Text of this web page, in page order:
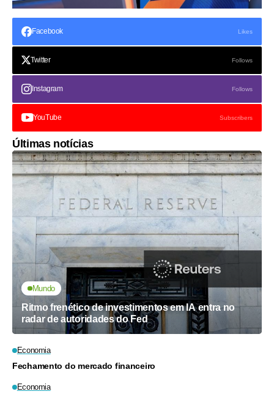
Facebook Likes
Twitter Follows
Instagram Follows
YouTube Subscribers
Últimas notícias
Mundo
Ritmo frenético de investimentos em IA entra no
radar de autoridades do Fed
Economia
Fechamento do mercado financeiro
Economia